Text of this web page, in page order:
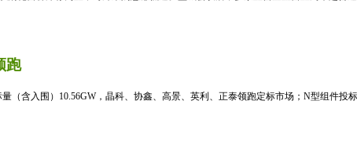
跑
（含入围）10.56GW，晶科、协鑫、高景、英利、正泰领跑定标市场；N型组件投